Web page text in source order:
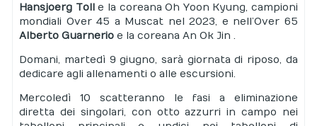
Hansjoerg Tolle la coreana Oh Yoon Kyung, campioni
mondiali Over 45 a Muscat nel 2023, e nell’Over 65
Alberto Guarnerio e la coreana An Ok Jin .
Domani, martedì 9 giugno, sarà giornata di riposo, da
dedicare agli allenamenti o alle escursioni.
Mercoledì 10 scatteranno le fasi a eliminazione
diretta dei singolari, con otto azzurri in campo nei